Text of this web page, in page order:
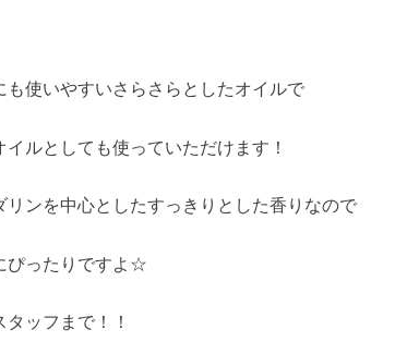
も使いやすいさらさらとしたオイルで
ルとしても使っていただけます！
リンを中心としたすっきりとした香りなので
ぴったりですよ☆
ッフまで！！